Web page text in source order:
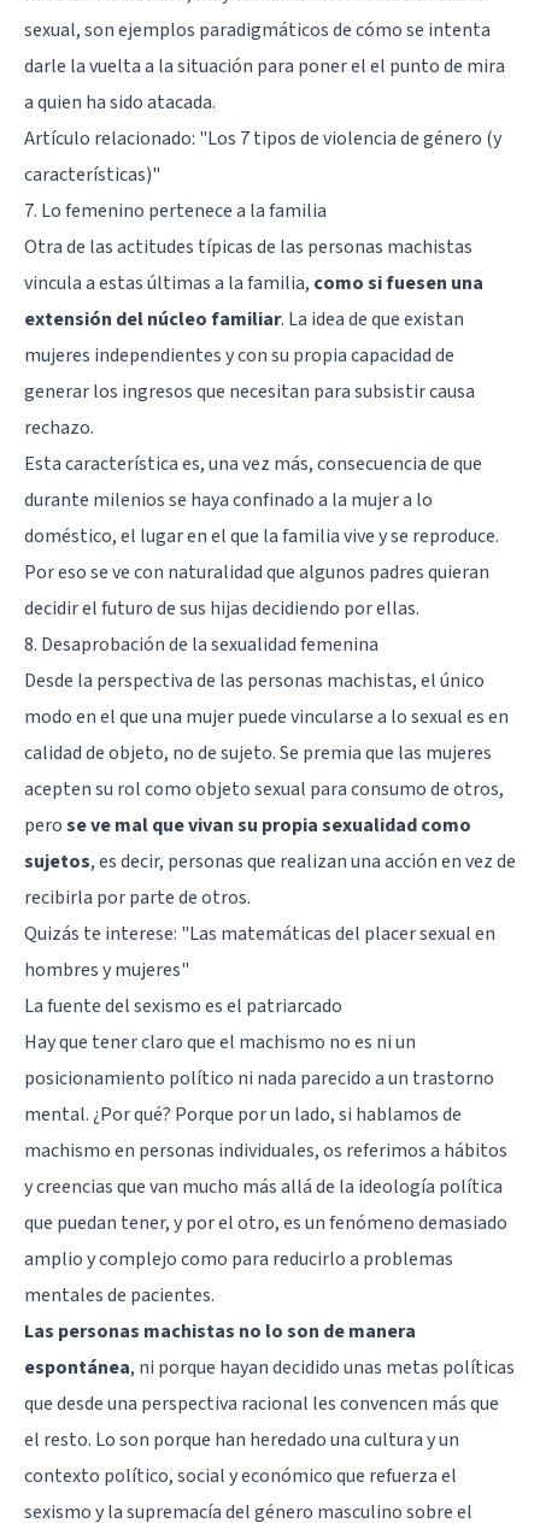
sexual, son ejemplos paradigmáticos de cómo se intenta
darle la vuelta a la situación para poner el el punto de mira
a quien ha sido atacada.
Artículo relacionado: "Los 7 tipos de violencia de género (y
características)"
7. Lo femenino pertenece a la familia
Otra de las actitudes típicas de las personas machistas
vincula a estas últimas a la familia, como si fuesen una
extensión del núcleo familiar. La idea de que existan
mujeres independientes y con su propia capacidad de
generar los ingresos que necesitan para subsistir causa
rechazo.
Esta característica es, una vez más, consecuencia de que
durante milenios se haya confinado a la mujer a lo
doméstico, el lugar en el que la familia vive y se reproduce.
Por eso se ve con naturalidad que algunos padres quieran
decidir el futuro de sus hijas decidiendo por ellas.
8. Desaprobación de la sexualidad femenina
Desde la perspectiva de las personas machistas, el único
modo en el que una mujer puede vincularse a lo sexual es en
calidad de objeto, no de sujeto. Se premia que las mujeres
acepten su rol como objeto sexual para consumo de otros,
perose ve mal que vivan su propia sexualidad como
sujetos, es decir, personas que realizan una acción en vez de
recibirla por parte de otros.
Quizás te interese: "Las matemáticas del placer sexual en
hombres y mujeres"
La fuente del sexismo es el patriarcado
Hay que tener claro que el machismo no es ni un
posicionamiento político ni nada parecido a un trastorno
mental. ¿Por qué? Porque por un lado, si hablamos de
machismo en personas individuales, os referimos a hábitos
y creencias que van mucho más allá de la ideología política
que puedan tener, y por el otro, es un fenómeno demasiado
amplio y complejo como para reducirlo a problemas
mentales de pacientes.
Las personas machistas no lo son de manera
espontánea, ni porque hayan decidido unas metas políticas
que desde una perspectiva racional les convencen más que
el resto. Lo son porque han heredado una cultura y un
contexto político, social y económico que refuerza el
sexismo y la supremacía del género masculino sobre el